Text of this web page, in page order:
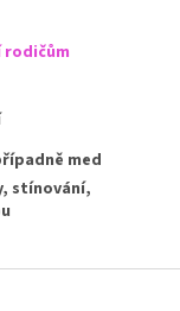
rodičům
med
stínování,